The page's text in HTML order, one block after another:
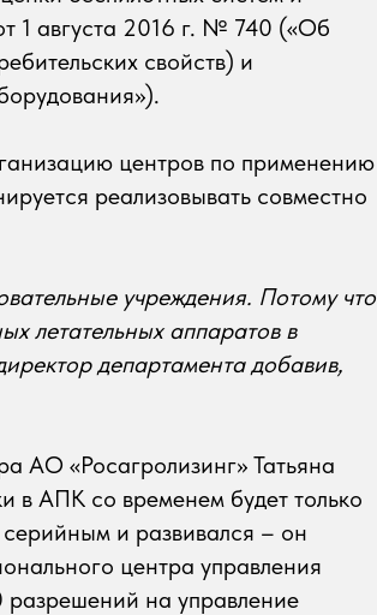
1 августа 2016 г. № 740 («Об
свойств) и
центров по применению
реализовывать совместно
учреждения. Потому что
летательных аппаратов в
департамента добавив,
АО «Росагролизинг» Татьяна
в АПК со временем будет только
и развивался – он
центра управления
на управление